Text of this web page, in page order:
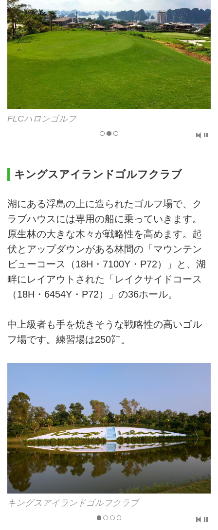
コース
平日
FLCハロンゴルフ
なし
フェニックスゴルフリゾート なし
ハノイゴルフクラブ
3,000引
チリンスターゴルフ＆カントリークラブ
3,000引
タムダオゴルフ＆リゾートクラブ
3,000引
ダイライスターゴルフ＆カントリークラブ
3,000引
ヘロンレイクゴルフコース
旅行代金とあわせて収受 （単位：円）
FLCハロンゴルフ
キングスアイランドゴルフクラブ
湖にある浮島の上に造られたゴルフ場で、ク
ラブハウスには専用の船に乗っていきます。
原生林の大きな木々が戦略性を高めます。起
伏とアップダウンがある林間の「マウンテン
ビューコース（18H・7100Y・P72）」と、湖
畔にレイアウトされた「レイクサイドコース
（18H・6454Y・P72）」の36ホール。
中上級者も手を焼きそうな戦略性の高いゴル
フ場です。練習場は250㍎。
キングスアイランドゴルフクラブ